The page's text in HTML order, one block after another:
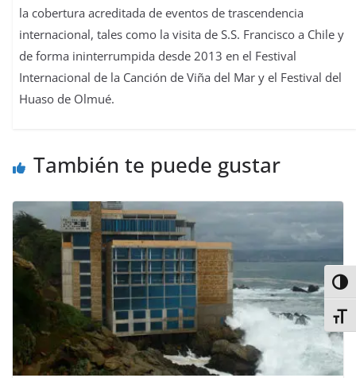
la cobertura acreditada de eventos de trascendencia
internacional, tales como la visita de S.S. Francisco a Chile y
de forma ininterrumpida desde 2013 en el Festival
Internacional de la Canción de Viña del Mar y el Festival del
Huaso de Olmué.
También te puede gustar